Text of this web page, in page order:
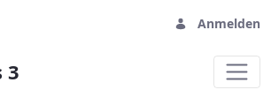
Anmelden
3